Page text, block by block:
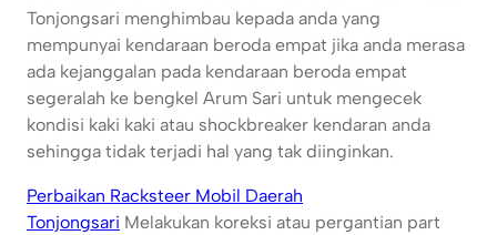
Tonjongsari menghimbau kepada anda yang
mempunyai kendaraan beroda empat jika anda merasa
ada kejanggalan pada kendaraan beroda empat
segeralah ke bengkel Arum Sari untuk mengecek
kondisi kaki kaki atau shockbreaker kendaran anda
sehingga tidak terjadi hal yang tak diinginkan.
Perbaikan Racksteer Mobil Daerah
Tonjongsari Melakukan koreksi atau pergantian part